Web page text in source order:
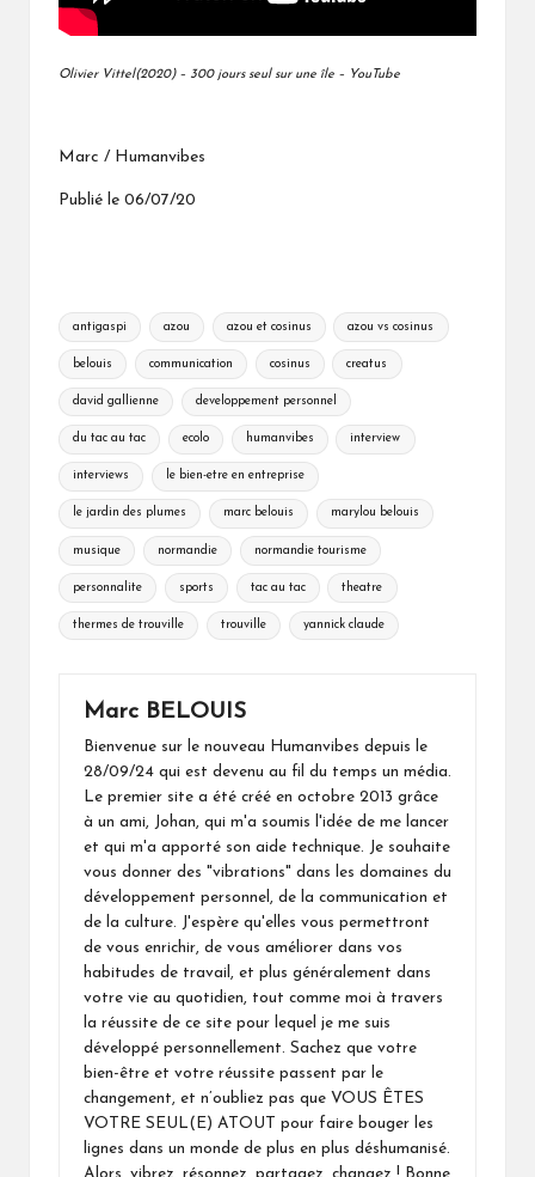
Olivier Vittel(2020) – 300 jours seul sur une île – YouTube
Marc / Humanvibes
Publié le 06/07/20
Tags:
antigaspi azou azou et cosinus azou vs cosinus
belouis communication cosinus creatus
david gallienne developpement personnel
du tac au tac ecolo humanvibes interview
interviews le bien-etre en entreprise
le jardin des plumes marc belouis marylou belouis
musique normandie normandie tourisme
personnalite sports tac au tac theatre
thermes de trouville trouville yannick claude
Marc BELOUIS
Bienvenue sur le nouveau Humanvibes depuis le
28/09/24 qui est devenu au fil du temps un média.
Le premier site a été créé en octobre 2013 grâce
à un ami, Johan, qui m'a soumis l'idée de me lancer
et qui m'a apporté son aide technique. Je souhaite
vous donner des "vibrations" dans les domaines du
développement personnel, de la communication et
de la culture. J'espère qu'elles vous permettront
de vous enrichir, de vous améliorer dans vos
habitudes de travail, et plus généralement dans
votre vie au quotidien, tout comme moi à travers
la réussite de ce site pour lequel je me suis
développé personnellement. Sachez que votre
bien-être et votre réussite passent par le
changement, et n’oubliez pas que VOUS ÊTES
VOTRE SEUL(E) ATOUT pour faire bouger les
lignes dans un monde de plus en plus déshumanisé.
Alors, vibrez, résonnez, partagez, changez ! Bonne